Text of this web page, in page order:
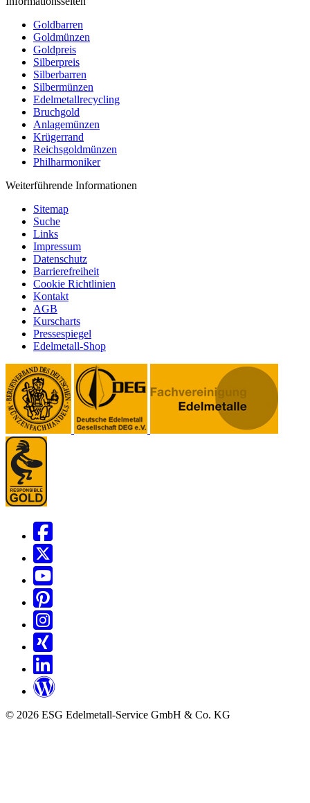
Goldbarren
Goldmünzen
Goldpreis
Silberpreis
Silberbarren
Silbermünzen
Edelmetallrecycling
Bruchgold
Anlagemünzen
Krügerrand
Reichsgoldmünzen
Philharmoniker
Weiterführende Informationen
Sitemap
Suche
Links
Impressum
Datenschutz
Barrierefreiheit
Cookie Richtlinien
Kontakt
AGB
Kurscharts
Pressespiegel
Edelmetall-Shop
© 2026 ESG Edelmetall-Service GmbH & Co. KG